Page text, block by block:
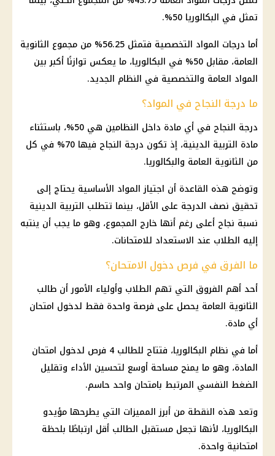
تمثل في البكالوريا 50%.
أما درجات المواد التخصصية فتمثل 56.25% من مجموع الثانوية
العامة، مقابل 50% في البكالوريا، ما يعكس توازنًا أكبر بين
المواد العامة والتخصصية في النظام الجديد.
ما درجة النجاح في المواد؟
درجة النجاح في أي مادة داخل النظامين هي 50%، باستثناء
مادة التربية الدينية، إذ تكون درجة النجاح فيها 70% في كل
من الثانوية العامة والبكالوريا.
وتوضح هذه القاعدة أن اجتياز المواد الأساسية يحتاج إلى
تحقيق نصف الدرجة على الأقل، بينما تتطلب التربية الدينية
نسبة نجاح أعلى رغم أنها خارج المجموع، وهو ما يجب أن ينتبه
إليه الطلاب عند الاستعداد للامتحانات.
ما الفرق في فرص دخول الامتحان؟
أحد أهم الفروق التي تهم الطلاب وأولياء الأمور أن طالب
الثانوية العامة يحصل على فرصة واحدة فقط لدخول امتحان
أي مادة.
أما في نظام البكالوريا، فتتاح للطالب 4 فرص لدخول امتحان
المادة، وهو ما يمنح مساحة أوسع لتحسين الأداء وتقليل
الضغط النفسي المرتبط بامتحان واحد حاسم.
وتعد هذه النقطة من أبرز المميزات التي يطرحها مؤيدو
البكالوريا، لأنها تجعل مستقبل الطالب أقل ارتباطًا بلحظة
امتحانية واحدة.